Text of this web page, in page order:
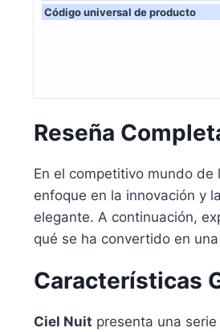
Código universal de producto
Reseña
En el competitivo mundo
enfoque en la innovación y
elegante. A continuación,
qué se ha convertido en
Características
Ciel Nuit presenta una